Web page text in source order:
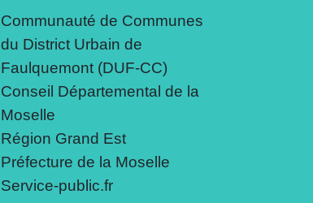
Communauté de Communes
du District Urbain de
Faulquemont (DUF-CC)
Conseil Départemental de la
Moselle
Région Grand Est
Préfecture de la Moselle
Service-public.fr